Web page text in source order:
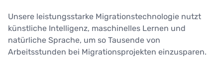
Unsere leistungsstarke Migrationstechnologie nutzt
künstliche Intelligenz, maschinelles Lernen und
natürliche Sprache, um so Tausende von
Arbeitsstunden bei Migrationsprojekten einzusparen.